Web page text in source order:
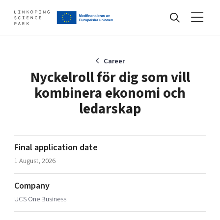
Find your network
Artificial intelligence
Cybersecurity
Manufacturing industries
Global talent
Visual technologies
Develop your company
Upgrade your skills & master new ones
About
Our story, mission & vision
40 years anniversary
Career
Nyckelroll för dig som vill
kombinera ekonomi och
ledarskap
Final application date
1 August, 2026
Company
UCS One Business